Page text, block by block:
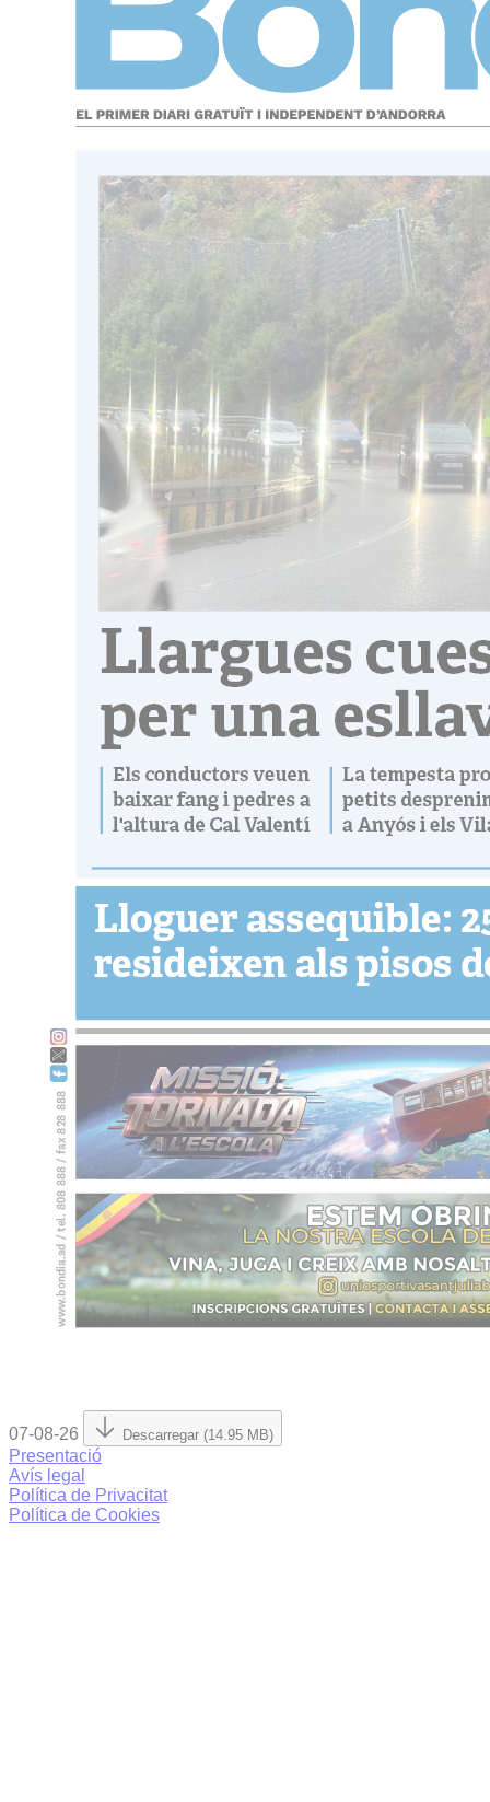
07-08-26 Descarregar (14.95 MB)
Presentació
Avís legal
Política de Privacitat
Política de Cookies